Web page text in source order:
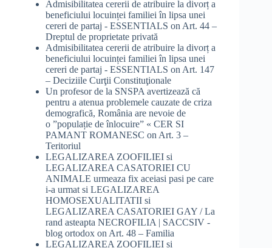
Admisibilitatea cererii de atribuire la divorț a
beneficiului locuinței familiei în lipsa unei
cereri de partaj - ESSENTIALS on Art. 44 –
Dreptul de proprietate privată
Admisibilitatea cererii de atribuire la divorț a
beneficiului locuinței familiei în lipsa unei
cereri de partaj - ESSENTIALS on Art. 147
– Deciziile Curţii Constituţionale
Un profesor de la SNSPA avertizează că
pentru a atenua problemele cauzate de criza
demografică, România are nevoie de
o ”populație de înlocuire” « CER SI
PAMANT ROMANESC on Art. 3 –
Teritoriul
LEGALIZAREA ZOOFILIEI si
LEGALIZAREA CASATORIEI CU
ANIMALE urmeaza fix aceiasi pasi pe care
i-a urmat si LEGALIZAREA
HOMOSEXUALITATII si
LEGALIZAREA CASATORIEI GAY / La
rand asteapta NECROFILIA | SACCSIV -
blog ortodox on Art. 48 – Familia
LEGALIZAREA ZOOFILIEI si